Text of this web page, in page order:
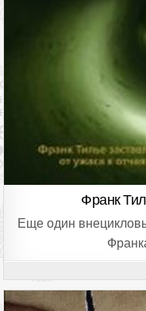
Франк
Еще один